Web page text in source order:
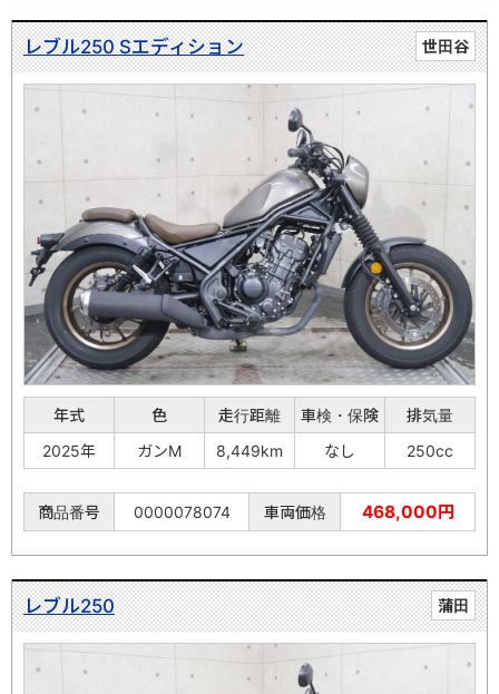
世田谷
レブル250 Sエディション
年式 色 走行距離 車検・保険
排気量
2025年
ガンM 8,449km なし 250cc
商品番号 0000078074 車両価格 468,000円
蒲田
レブル250